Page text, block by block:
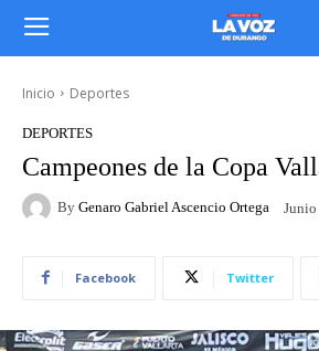
Inicio Deportes
DEPORTES
Campeones de la Copa
By Genaro Gabriel Ascencio Ortega
Facebook Twitter